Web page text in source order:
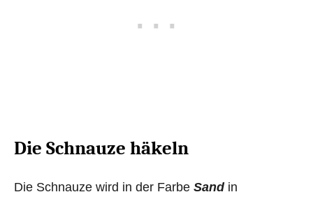
Die Schnauze häkeln
Die Schnauze wird in der Farbe Sandin